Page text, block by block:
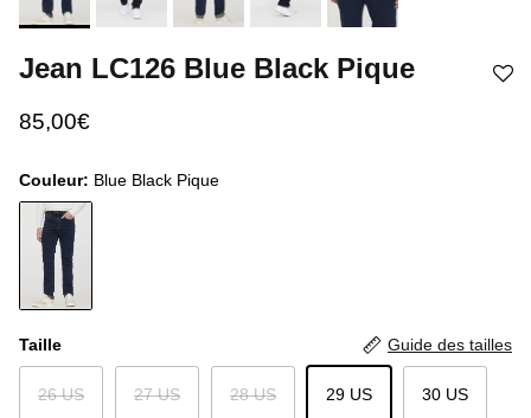
Jean LC126 Blue Black Pique
85,00€
Couleur: Blue Black Pique
Taille Guide des tailles
26 US 27 US 28 US 29 US 30 US